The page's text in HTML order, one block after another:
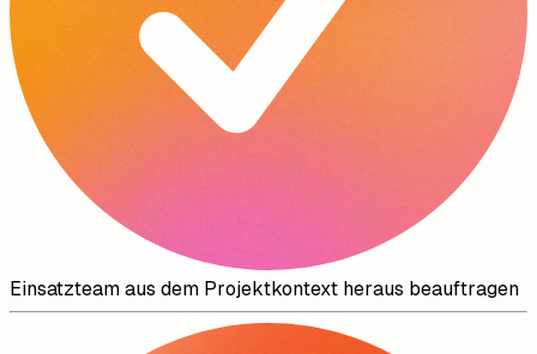
Einsatzteam aus dem Projektkontext heraus beauftragen